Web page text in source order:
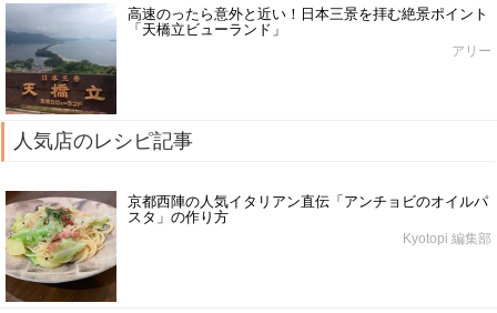
高速のったら意外と近い！日本三景を拝む絶景ポイント
「天橋立ビューランド」
アリー
人気店のレシピ記事
京都西陣の人気イタリアン直伝「アンチョビのオイルパ
スタ」の作り方
Kyotopi 編集部